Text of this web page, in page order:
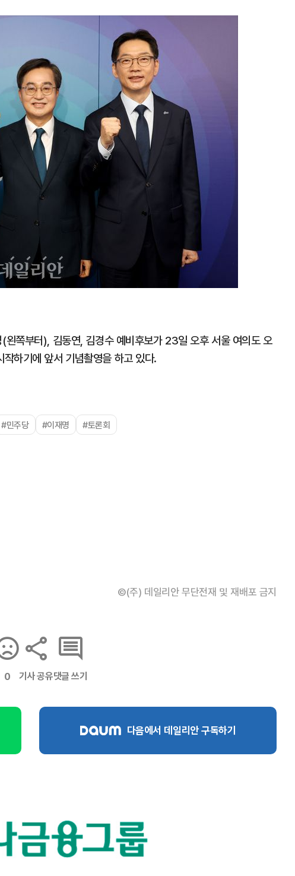
쪽부터), 김동연, 김경수 예비후보가 23일 오후 서울 여의도 오
하기에 앞서 기념촬영을 하고 있다.
#민주당 #이재명 #토론회
©(주) 데일리안 무단전재 및 재배포 금지
0 기사 공유댓글 쓰기
다음에서 데일리안 구독하기
1
'크록스'의 숨은 위험
2
송영길·김민석, '조희대 탄핵' 외치자
법사위원들 "즉시 대법관 제청하라"
3
하닉 프리마켓 하한가 논란에…NXT
일부터 상·하한가 주문금지"
4
[속보] 노원구 40.2도…서울, 2018
"기아차가 날 살려"…'굿 윌 헌팅' 여배
교통사고때 타고 있던 차는?